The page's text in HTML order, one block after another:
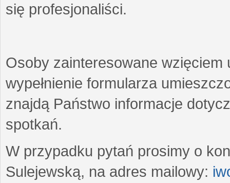
się profesjonaliści.
Osoby zainteresowane wzięciem
wypełnienie formularza
znajdą Państwo informacje
spotkań.
W przypadku pytań prosimy o
Sulejewską, na adres mailowy: